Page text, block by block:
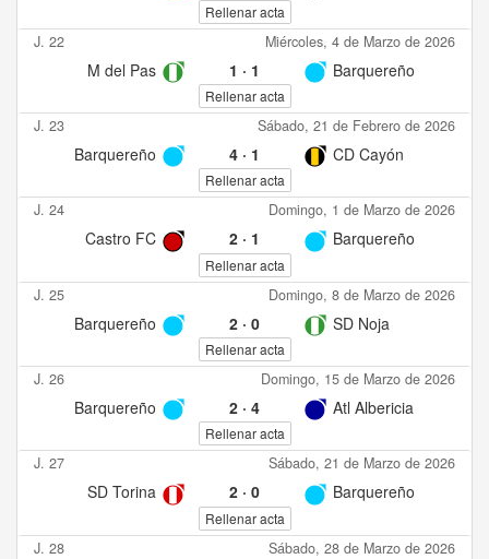
Rellenar acta
J. 22 Miércoles, 4 de Marzo de 2026
M del Pas 1 · 1 Barquereño
Rellenar acta
J. 23 Sábado, 21 de Febrero de 2026
Barquereño 4· 1 CD Cayón
Rellenar acta
J. 24 Domingo, 1 de Marzo de 2026
Castro FC 2· 1 Barquereño
Rellenar acta
J. 25 Domingo, 8 de Marzo de 2026
Barquereño 2· 0 SD Noja
Rellenar acta
J. 26 Domingo, 15 de Marzo de 2026
Barquereño 2· 4 Atl Albericia
Rellenar acta
J. 27 Sábado, 21 de Marzo de 2026
SD Torina 2· 0 Barquereño
Rellenar acta
J. 28 Sábado, 28 de Marzo de 2026